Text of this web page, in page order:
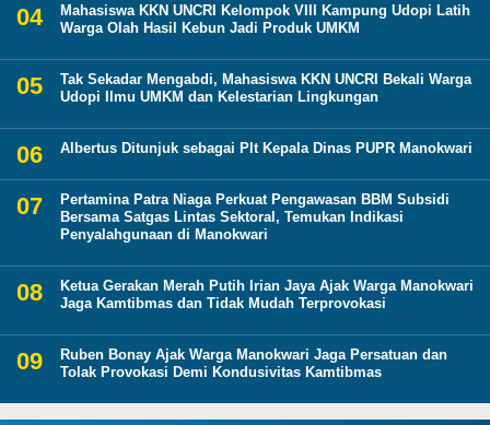
Mahasiswa KKN UNCRI Kelompok VIII Kampung Udopi Latih
Warga Olah Hasil Kebun Jadi Produk UMKM
Tak Sekadar Mengabdi, Mahasiswa KKN UNCRI Bekali Warga
Udopi Ilmu UMKM dan Kelestarian Lingkungan
Albertus Ditunjuk sebagai Plt Kepala Dinas PUPR Manokwari
Pertamina Patra Niaga Perkuat Pengawasan BBM Subsidi
Bersama Satgas Lintas Sektoral, Temukan Indikasi
Penyalahgunaan di Manokwari
Ketua Gerakan Merah Putih Irian Jaya Ajak Warga Manokwari
Jaga Kamtibmas dan Tidak Mudah Terprovokasi
Ruben Bonay Ajak Warga Manokwari Jaga Persatuan dan
Tolak Provokasi Demi Kondusivitas Kamtibmas